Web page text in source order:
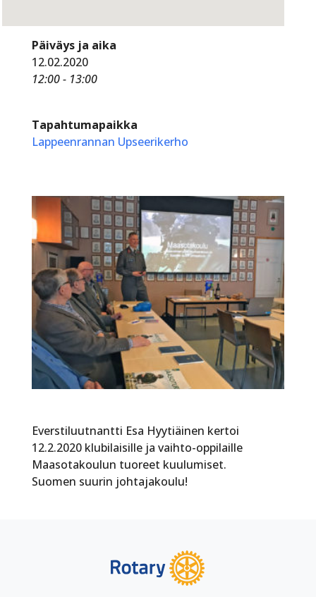
Päiväys ja aika
12.02.2020
12:00 - 13:00
Tapahtumapaikka
Lappeenrannan Upseerikerho
Everstiluutnantti Esa Hyytiäinen kertoi
12.2.2020 klubilaisille ja vaihto-oppilaille
Maasotakoulun tuoreet kuulumiset.
Suomen suurin johtajakoulu!